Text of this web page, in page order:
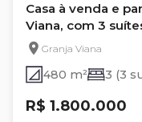
Casa à venda e
Viana, com 3
Granja Viana
480 m² 3 (3
R$ 1.800.000